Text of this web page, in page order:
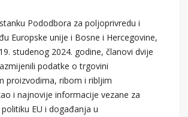
Pododbora za poljoprivredu i
Europske unije i Bosne i Hercegovine,
studenog 2024. godine, članovi dvije
podatke o trgovini
proizvodima, ribom i ribljim
i najnovije informacije vezane za
EU i događanja u